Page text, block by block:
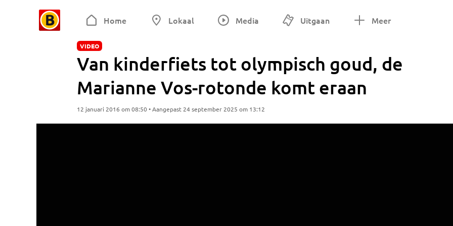
Home Lokaal Media Uitgaan Meer
VIDEO
Van kinderfiets tot olympisch goud, de
Marianne Vos-rotonde komt eraan
12 januari 2016 om 08:50 • Aangepast 24 september 2025 om 13:12